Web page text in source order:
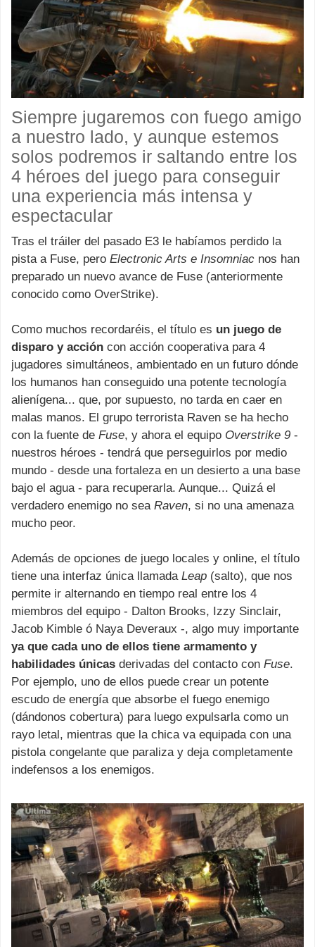
Siempre jugaremos con fuego amigo
a nuestro lado, y aunque estemos
solos podremos ir saltando entre los
4 héroes del juego para conseguir
una experiencia más intensa y
espectacular
Tras el tráiler del pasado E3 le habíamos perdido la
pista a Fuse, pero Electronic Arts e Insomniac nos han
preparado un nuevo avance de Fuse (anteriormente
conocido como OverStrike).
Como muchos recordaréis, el título es un juego de
disparo y acción con acción cooperativa para 4
jugadores simultáneos, ambientado en un futuro dónde
los humanos han conseguido una potente tecnología
alienígena... que, por supuesto, no tarda en caer en
malas manos. El grupo terrorista Raven se ha hecho
con la fuente de Fuse, y ahora el equipo Overstrike 9 -
nuestros héroes - tendrá que perseguirlos por medio
mundo - desde una fortaleza en un desierto a una base
bajo el agua - para recuperarla. Aunque... Quizá el
verdadero enemigo no sea Raven, si no una amenaza
mucho peor.
Además de opciones de juego locales y online, el título
tiene una interfaz única llamada Leap (salto), que nos
permite ir alternando en tiempo real entre los 4
miembros del equipo - Dalton Brooks, Izzy Sinclair,
Jacob Kimble ó Naya Deveraux -, algo muy importante
ya que cada uno de ellos tiene armamento y
habilidades únicas derivadas del contacto con Fuse.
Por ejemplo, uno de ellos puede crear un potente
escudo de energía que absorbe el fuego enemigo
(dándonos cobertura) para luego expulsarla como un
rayo letal, mientras que la chica va equipada con una
pistola congelante que paraliza y deja completamente
indefensos a los enemigos.